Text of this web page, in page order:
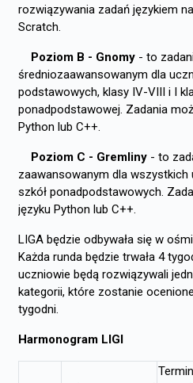
rozwiązywania zadań językiem
Scratch.
Poziom B - Gnomy - to
średniozaawansowanym dla
podstawowych, klasy IV-VIII i I
ponadpodstawowej. Zadania
Python lub C++.
Poziom C - Gremliny - to
zaawansowanym dla wszystkich
szkół ponadpodstawowych.
języku Python lub C++.
LIGA będzie odbywała się w
Każda runda będzie trwała 4
uczniowie będą rozwiązywali
kategorii, które zostanie
tygodni.
Harmonogram LIGI
Termin